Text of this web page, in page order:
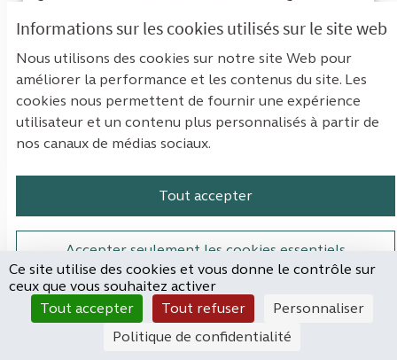
Informations sur les cookies utilisés sur le site web
Nous utilisons des cookies sur notre site Web pour
améliorer la performance et les contenus du site. Les
cookies nous permettent de fournir une expérience
utilisateur et un contenu plus personnalisés à partir de
nos canaux de médias sociaux.
Tout accepter
Accepter seulement les cookies essentiels
Paramètres
Filtrer les résultats de la catégorie : Économie & finances
Économie & finances publiques
CRÉÉ LE
18/09/2023
9 ABONNÉS
SUIVRE
ÉVALUER LE COÛT DU TURN-
18 3
VOIR LA PROPOSITION
Les comptes de l'institut Louis
Malardé pendant l'épidémie de COVID
19
ANTONIN
NON RETENUE
L'Institut Louis Malardé, établissement public de
Ce site utilise des cookies et vous donne le contrôle sur
ceux que vous souhaitez activer
Tout accepter
Tout refuser
Personnaliser
Politique de confidentialité